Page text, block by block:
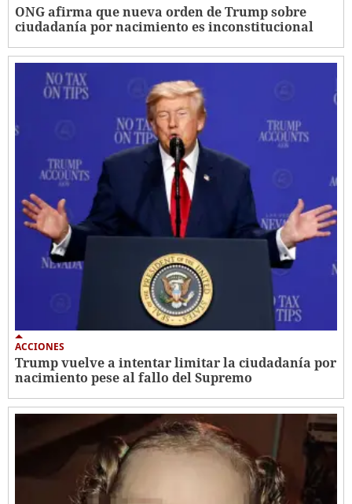
ONG afirma que nueva orden de Trump sobre
ciudadanía por nacimiento es inconstitucional
ACCIONES
Trump vuelve a intentar limitar la ciudadanía por
nacimiento pese al fallo del Supremo